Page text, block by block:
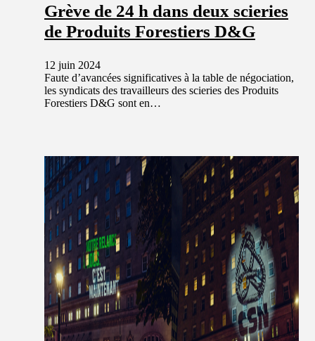
Grève de 24 h dans deux scieries
de Produits Forestiers D&G
12 juin 2024
Faute d’avancées significatives à la table de négociation,
les syndicats des travailleurs des scieries des Produits
Forestiers D&G sont en…